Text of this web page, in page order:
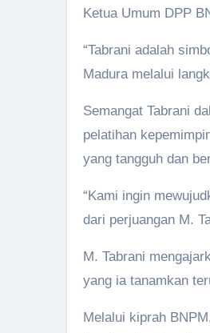
Ketua Umum DPP
“Tabrani adalah
Madura melalui
Semangat Tabrani
pelatihan
yang tangguh dan
“Kami ingin
dari perjuangan M.
M. Tabrani
yang ia tanamkan
Melalui kiprah